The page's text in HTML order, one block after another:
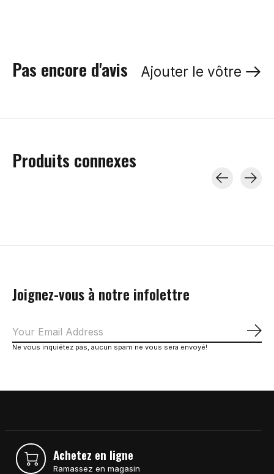
Pas encore d'avis Ajouter le vôtre
Produits connexes
Joignez-vous à notre infolettre
Ne vous inquiétez pas, aucun spam ne vous sera envoyé!
Achetez en ligne
Ramassez en magasin